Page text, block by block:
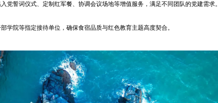
党誓词仪式、定制红军餐、协调会议场地等增值服务，满足不同团队的党建需求。
学院等指定接待单位，确保食宿品质与红色教育主题高度契合。